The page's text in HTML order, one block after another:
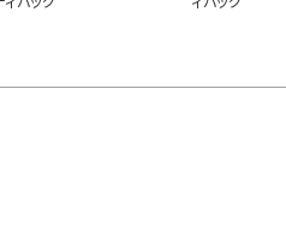
ィバッグ ィバッグ